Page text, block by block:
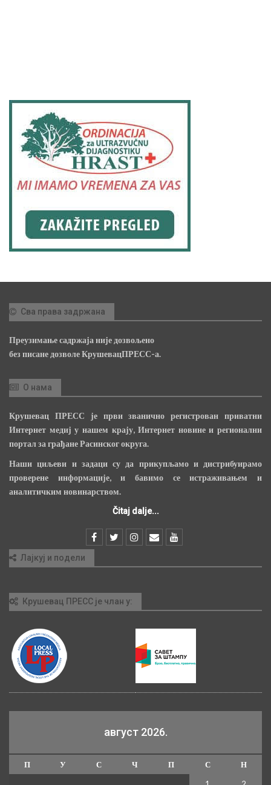
Сва права задржана
Преузимање садржаја није дозвољено
без писане дозволе КрушевацПРЕСС-а.
О нама
Крушевац ПРЕСС је први званично регистрован приватни
Интернет медиј у нашем крају, Интернет новине и регионални
портал за грађане Расинског округа.
Наши циљеви и задаци су да прикупљамо и дистрибуирамо
проверене информације, и бавимо се истраживањем и
аналитичким новинарством.
Čitaj dalje...
Лајкуј и подели
Крушевац ПРЕСС је члан у:
август 2026.
П У С Ч П С
Н